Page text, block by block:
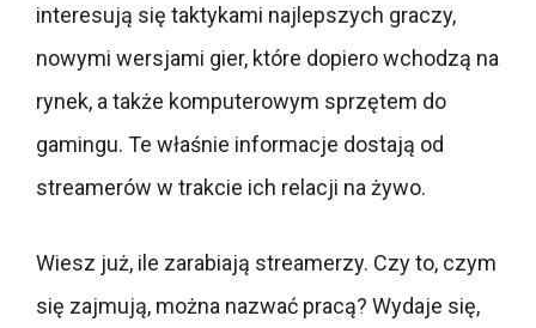
interesują się taktykami najlepszych graczy,
nowymi wersjami gier, które dopiero wchodzą na
rynek, a także komputerowym sprzętem do
gamingu. Te właśnie informacje dostają od
streamerów w trakcie ich relacji na żywo.
Wiesz już, ile zarabiają streamerzy. Czy to, czym
się zajmują, można nazwać pracą? Wydaje się,